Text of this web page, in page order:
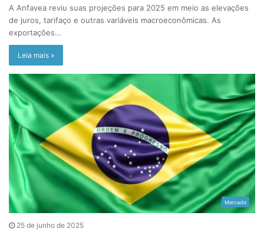
A Anfavea reviu suas projeções para 2025 em meio as elevações
de juros, tarifaço e outras variáveis macroeconômicas. As
exportações…
Leia mais »
Mercado
25 de junho de 2025